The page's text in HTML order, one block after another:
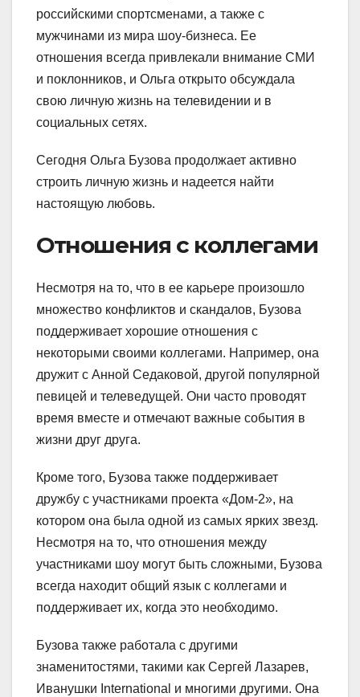
российскими спортсменами, а также с
мужчинами из мира шоу-бизнеса. Ее
отношения всегда привлекали внимание СМИ
и поклонников, и Ольга открыто обсуждала
свою личную жизнь на телевидении и в
социальных сетях.
Сегодня Ольга Бузова продолжает активно
строить личную жизнь и надеется найти
настоящую любовь.
Отношения с коллегами
Несмотря на то, что в ее карьере произошло
множество конфликтов и скандалов, Бузова
поддерживает хорошие отношения с
некоторыми своими коллегами. Например, она
дружит с Анной Седаковой, другой популярной
певицей и телеведущей. Они часто проводят
время вместе и отмечают важные события в
жизни друг друга.
Кроме того, Бузова также поддерживает
дружбу с участниками проекта «Дом-2», на
котором она была одной из самых ярких звезд.
Несмотря на то, что отношения между
участниками шоу могут быть сложными, Бузова
всегда находит общий язык с коллегами и
поддерживает их, когда это необходимо.
Бузова также работала с другими
знаменитостями, такими как Сергей Лазарев,
Иванушки International и многими другими. Она